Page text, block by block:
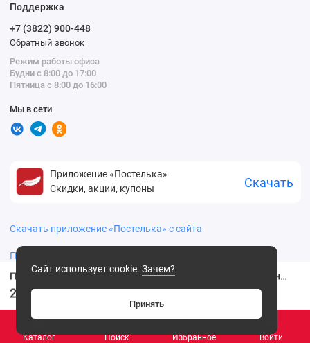
Каталог Поиск Избранное Войти
Полотенце для лица 50х90 махровое 305 г/м2 желтое Донецкая мануфактура
249 .00 ₽
Сайт использует cookie. Зачем?
Принять
Поддержка
+7 (3822) 900-448
Обратный звонок
Режим работы офиса
Будни с 8:00 до 17:00
Пятница с 8:00 до 16:00
Мы в сети
Приложение «Постелька»
Скидки, акции, купоны
Скачать
Скачать приложение «Постелька» с сайта
Политика конфиденциальности